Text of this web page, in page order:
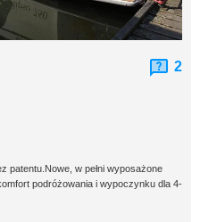
2
patentu.Nowe, w pełni wyposażone
podróżowania i wypoczynku dla 4-